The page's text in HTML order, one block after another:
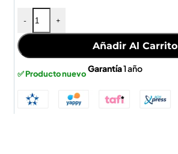
- +
Añadir Al Carrito
✅ Producto nuevoGarantía1 año